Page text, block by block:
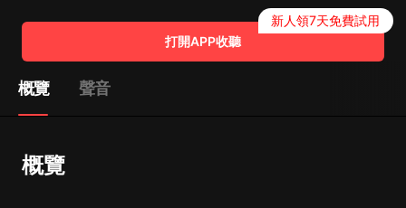
打開APP收聽
新人領7天免費試用
概覽 聲音
概覽